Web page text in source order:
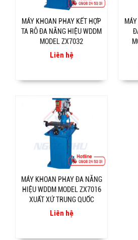
MÁY KHOAN PHAY KẾT HỢP
TA RÔ ĐA NĂNG HIỆU WDDM
MODEL ZX7032
Liên hệ
MÁY KHOAN PHAY ĐA NĂNG
HIỆU WDDM MODEL ZX7016
XUẤT XỨ TRUNG QUỐC
Liên hệ